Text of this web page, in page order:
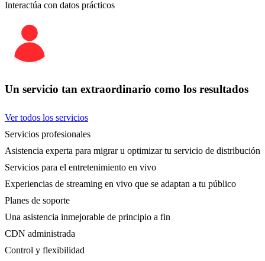
Interactúa con datos prácticos
Un servicio tan extraordinario como los resultados
Ver todos los servicios
Servicios profesionales
Asistencia experta para migrar u optimizar tu servicio de distribución
Servicios para el entretenimiento en vivo
Experiencias de streaming en vivo que se adaptan a tu público
Planes de soporte
Una asistencia inmejorable de principio a fin
CDN administrada
Control y flexibilidad